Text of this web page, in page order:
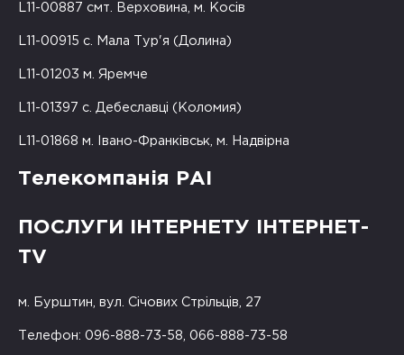
L11-00887 смт. Верховина, м. Косів
L11-00915 с. Мала Тур'я (Долина)
L11-01203 м. Яремче
L11-01397 с. Дебеславці (Коломия)
L11-01868 м. Івано-Франківськ, м. Надвірна
Телекомпанія РАІ
ПОСЛУГИ ІНТЕРНЕТУ ІНТЕРНЕТ-
TV
м. Бурштин, вул. Січових Стрільців, 27
Телефон: 096-888-73-58, 066-888-73-58